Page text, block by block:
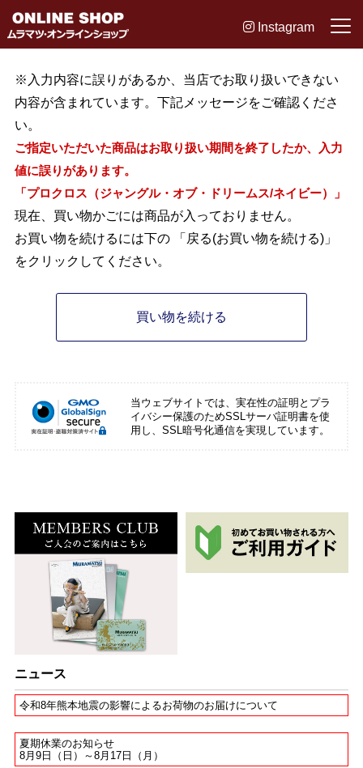
Instagram
※入力内容に誤りがあるか、当店でお取り扱いできない
内容が含まれています。下記メッセージをご確認くださ
い。
ご指定いただいた商品はお取り扱い期間を終了したか、入力
値に誤りがあります。
「プロクロス（ジャングル・オブ・ドリームス/ネイビー）」
現在、買い物かごには商品が入っておりません。
お買い物を続けるには下の 「戻る(お買い物を続ける)」
をクリックしてください。
買い物を続ける
当ウェブサイトでは、実在性の証明とプラ
イバシー保護のためSSLサーバ証明書を使
用し、SSL暗号化通信を実現しています。
ニュース
令和8年熊本地震の影響によるお荷物のお届けについて
夏期休業のお知らせ
8月9日（日）～8月17日（月）